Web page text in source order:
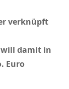
verknüpft
damit in
Euro